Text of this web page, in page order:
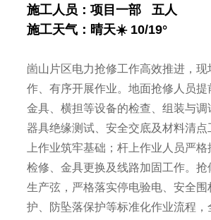
施工人员：项目一部 五人
施工天气：晴天☀️ 10/19°
崮山片区电力抢修工作高效推进，现
作、有序开展作业。地面抢修人员提
金具、横担等设备的检查、组装与调
器具绝缘测试、安全交底及材料清点
上作业筑牢基础；杆上作业人员严
检修、金具更换及线路加固工作。抢
生产弦，严格落实停电验电、安全围
护、防坠落保护等标准化作业流程，